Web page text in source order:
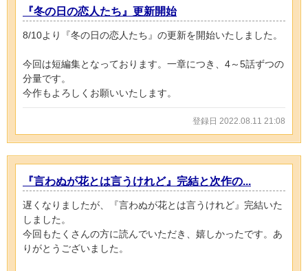
『冬の日の恋人たち』更新開始
8/10より『冬の日の恋人たち』の更新を開始いたしました。
今回は短編集となっております。一章につき、4～5話ずつの
分量です。
今作もよろしくお願いいたします。
登録日 2022.08.11 21:08
『言わぬが花とは言うけれど』完結と次作の...
遅くなりましたが、『言わぬが花とは言うけれど』完結いた
しました。
今回もたくさんの方に読んでいただき、嬉しかったです。あ
りがとうございました。